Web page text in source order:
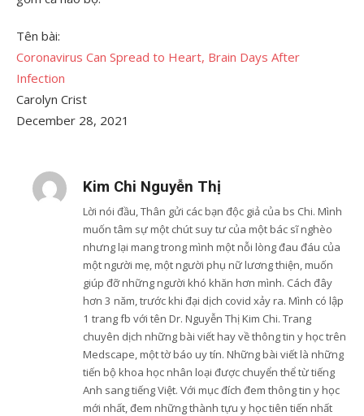
Tên bài:
Coronavirus Can Spread to Heart, Brain Days After
Infection
Carolyn Crist
December 28, 2021
Kim Chi Nguyễn Thị
Lời nói đầu, Thân gửi các bạn độc giả của bs Chi. Mình
muốn tâm sự một chút suy tư của một bác sĩ nghèo
nhưng lại mang trong mình một nỗi lòng đau đáu của
một người mẹ, một người phụ nữ lương thiện, muốn
giúp đỡ những người khó khăn hơn mình. Cách đây
hơn 3 năm, trước khi đại dịch covid xảy ra. Mình có lập
1 trang fb với tên Dr. Nguyễn Thị Kim Chi. Trang
chuyên dịch những bài viết hay về thông tin y học trên
Medscape, một tờ báo uy tín. Những bài viết là những
tiến bộ khoa học nhân loại được chuyển thể từ tiếng
Anh sang tiếng Việt. Với mục đích đem thông tin y học
mới nhất, đem những thành tựu y học tiên tiến nhất